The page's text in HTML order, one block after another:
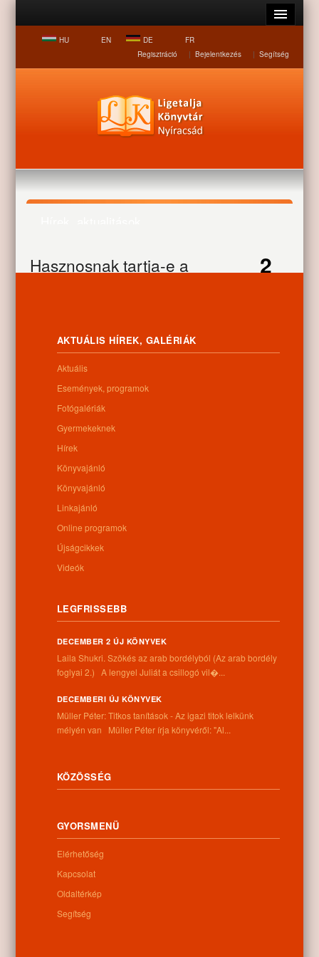
HU EN DE
FR
Regisztráció
| Bejelentkezés | Segítség
Nyitólap Hírek, aktualitások
Hasznosnak tartja-e a
Hasznosnak tartja-e a 2
Kapcsolódó anyagok
Nem található kapcsolódó anyag
Kategóriák: Egyéb
4262 Nyíracsád, Kassai u. 4.
+36 52 206 031
Nyitva tartás:
Hétfő: 9:00-12:00 13:00-16:30
Csütörtök: 9:00-12:00 13:00-16:30
Péntek: 9:00-12:00 13:00-16:30
Hírlevél
AKTUÁLIS HÍREK, GALÉRIÁK
Aktuális
Események, programok
Fotógalériák
Gyermekeknek
Hírek
Könyvajánló
Könyvajánló
Linkajánló
Online programok
Újságcikkek
Videók
LEGFRISSEBB
DECEMBER 2 ÚJ KÖNYVEK
Laila Shukri. Szökés ​az arab bordélyból (Az arab bordély
foglyai 2.) A lengyel Juliát a csillogó vil�...
DECEMBERI ÚJ KÖNYVEK
Müller Péter: Titkos tanítások - Az igazi titok lelkünk
mélyén van Müller Péter írja könyvéről: "Al...
KÖZÖSSÉG
GYORSMENÜ
Elérhetőség
Kapcsolat
Oldaltérkép
Segítség